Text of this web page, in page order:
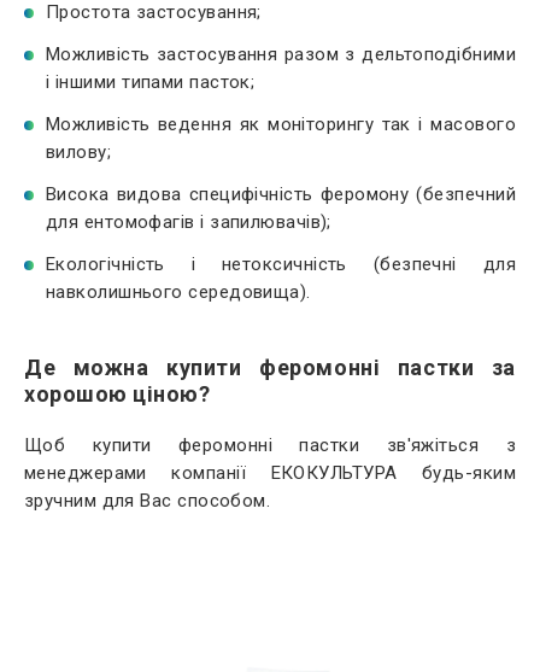
Простота застосування;
Можливість застосування разом з дельтоподібними
і іншими типами пасток;
Можливість ведення як моніторингу так і масового
вилову;
Висока видова специфічність феромону (безпечний
для ентомофагів і запилювачів);
Екологічність і нетоксичність (безпечні для
навколишнього середовища).
Де можна купити феромонні пастки за
хорошою ціною?
Щоб купити феромонні пастки зв'яжіться з
менеджерами компанії ЕКОКУЛЬТУРА будь-яким
зручним для Вас способом.